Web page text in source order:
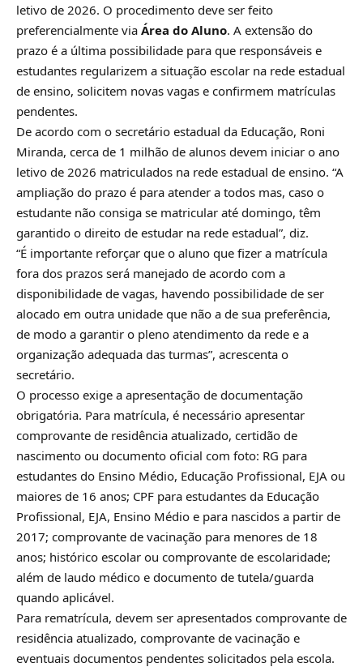
letivo de 2026. O procedimento deve ser feito
preferencialmente via Área do Aluno. A extensão do
prazo é a última possibilidade para que responsáveis e
estudantes regularizem a situação escolar na rede estadual
de ensino, solicitem novas vagas e confirmem matrículas
pendentes.
De acordo com o secretário estadual da Educação, Roni
Miranda, cerca de 1 milhão de alunos devem iniciar o ano
letivo de 2026 matriculados na rede estadual de ensino. “A
ampliação do prazo é para atender a todos mas, caso o
estudante não consiga se matricular até domingo, têm
garantido o direito de estudar na rede estadual”, diz.
“É importante reforçar que o aluno que fizer a matrícula
fora dos prazos será manejado de acordo com a
disponibilidade de vagas, havendo possibilidade de ser
alocado em outra unidade que não a de sua preferência,
de modo a garantir o pleno atendimento da rede e a
organização adequada das turmas”, acrescenta o
secretário.
O processo exige a apresentação de documentação
obrigatória. Para matrícula, é necessário apresentar
comprovante de residência atualizado, certidão de
nascimento ou documento oficial com foto: RG para
estudantes do Ensino Médio, Educação Profissional, EJA ou
maiores de 16 anos; CPF para estudantes da Educação
Profissional, EJA, Ensino Médio e para nascidos a partir de
2017; comprovante de vacinação para menores de 18
anos; histórico escolar ou comprovante de escolaridade;
além de laudo médico e documento de tutela/guarda
quando aplicável.
Para rematrícula, devem ser apresentados comprovante de
residência atualizado, comprovante de vacinação e
eventuais documentos pendentes solicitados pela escola.